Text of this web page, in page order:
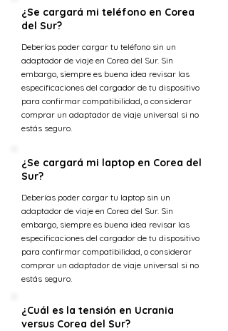
¿Se cargará mi teléfono en Corea
del Sur?
Deberías poder cargar tu teléfono sin un
adaptador de viaje en Corea del Sur. Sin
embargo, siempre es buena idea revisar las
especificaciones del cargador de tu dispositivo
para confirmar compatibilidad, o considerar
comprar un adaptador de viaje universal si no
estás seguro.
¿Se cargará mi laptop en Corea del
Sur?
Deberías poder cargar tu laptop sin un
adaptador de viaje en Corea del Sur. Sin
embargo, siempre es buena idea revisar las
especificaciones del cargador de tu dispositivo
para confirmar compatibilidad, o considerar
comprar un adaptador de viaje universal si no
estás seguro.
¿Cuál es la tensión en Ucrania
versus Corea del Sur?